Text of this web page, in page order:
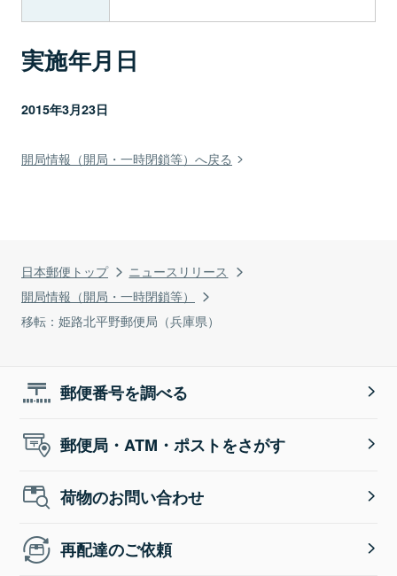
日本郵便トップ
ニュースリリース
開局情報（開局・一時閉鎖等）
移転：姫路北平野郵便局（兵庫県）
実施年月日
2015年3月23日
開局情報（開局・一時閉鎖等）へ戻る
郵便番号を調べる
郵便局・ATM・ポストをさがす
荷物のお問い合わせ
再配達のご依頼